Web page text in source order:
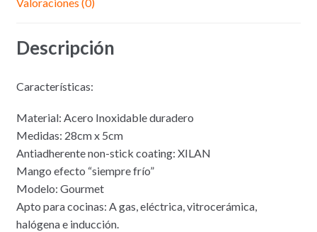
Descripción
Características:
Material: Acero Inoxidable duradero
Medidas: 28cm x 5cm
Antiadherente non-stick coating: XILAN
Mango efecto “siempre frío”
Modelo: Gourmet
Apto para cocinas: A gas, eléctrica, vitrocerámica,
halógena e inducción.